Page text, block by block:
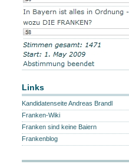
Links
Kandidatenseite Andreas Brandl
Franken-Wiki
Franken sind keine Baiern
Frankenblog